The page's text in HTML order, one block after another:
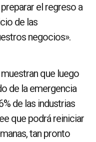
el regreso a
de las
negocios».
que luego
de la emergencia
de las industrias
que podrá reiniciar
tan pronto